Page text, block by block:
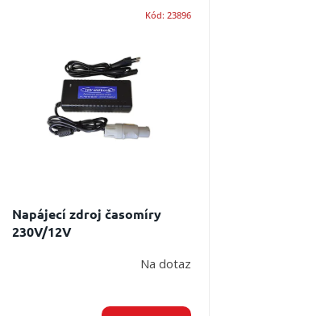
Napájecí zdroj časomíry
230V/12V
Na dotaz
Kód: 23896